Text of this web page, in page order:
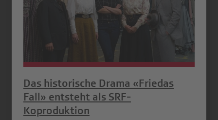
Das historische Drama «Friedas
Fall» entsteht als SRF-
Koproduktion